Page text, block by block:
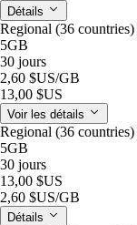
Détails
Regional (36
5GB
30 jours
2,60 $US/GB
13,00 $US
Voir les détails
Regional (36
5GB
30 jours
13,00 $US
2,60 $US/GB
Détails